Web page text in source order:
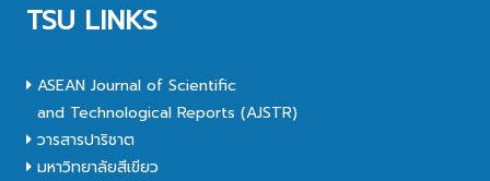
TSU LINKS
ASEAN Journal of Scientific
and Technological Reports (AJSTR)
วารสารปาริชาต
มหาวิทยาลัยสีเขียว